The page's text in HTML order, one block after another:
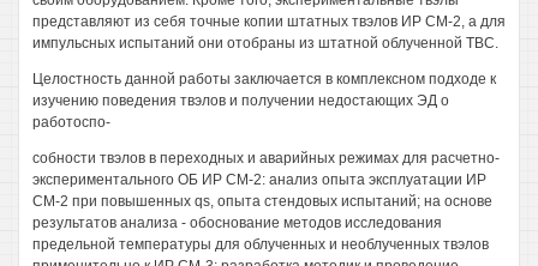
представляют из себя точные копии штатных твэлов ИР СМ-2, а для
импульсных испытаний они отобраны из штатной облученной TBC.
Целостность данной работы заключается в комплексном подходе к
изучению поведения твэлов и получении недостающих ЭД о
работоспо-
собности твэлов в переходных и аварийных режимах для расчетно-
экспериментального ОБ ИР СМ-2: анализ опыта эксплуатации ИР
СМ-2 при повышенных qs, опыта стендовых испытаний; на основе
результатов анализа - обоснование методов исследования
предельной температуры для облученных и необлученных твэлов